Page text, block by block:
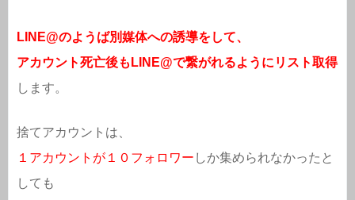
LINE@のようば別媒体への誘導をして、
アカウント死亡後もLINE@で繋がれるようにリスト取得
します。
捨てアカウントは、
１アカウントが１０フォロワー しか集められなかったと
しても